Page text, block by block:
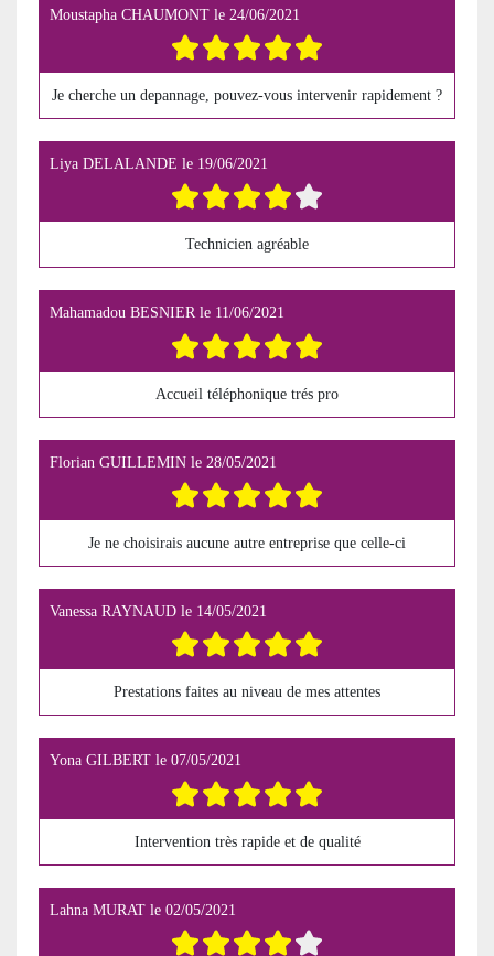
Moustapha CHAUMONT le 24/06/2021
Je cherche un depannage, pouvez-vous intervenir rapidement ?
Liya DELALANDE le 19/06/2021
Technicien agréable
Mahamadou BESNIERle 11/06/2021
Accueil téléphonique trés pro
Florian GUILLEMIN le 28/05/2021
Je ne choisirais aucune autre entreprise que celle-ci
Vanessa RAYNAUD le 14/05/2021
Prestations faites au niveau de mes attentes
Yona GILBERT le 07/05/2021
Intervention très rapide et de qualité
Lahna MURAT le 02/05/2021